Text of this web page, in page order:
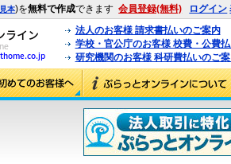
見本)を無料で作成できます 会員登録(無料) ログイン
法人のお客様 請求書払いのご案内
学校・官公庁のお客様 校費・公費
研究機関のお客様 科研費払いのご